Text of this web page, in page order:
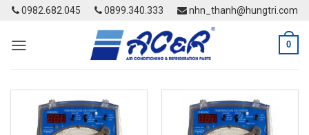
Skip
content
0982.682.045 0899.340.333 nhn_thanh@hungtri.com
0